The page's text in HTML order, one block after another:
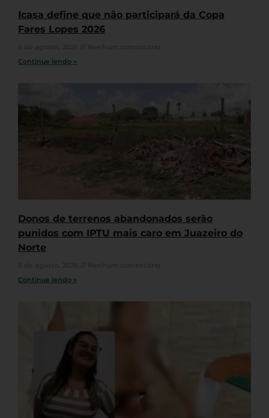
Icasa define que não participará da Copa
Fares Lopes 2026
Continue lendo »
Donos de terrenos abandonados serão
punidos com IPTU mais caro em Juazeiro do
Norte
Continue lendo »